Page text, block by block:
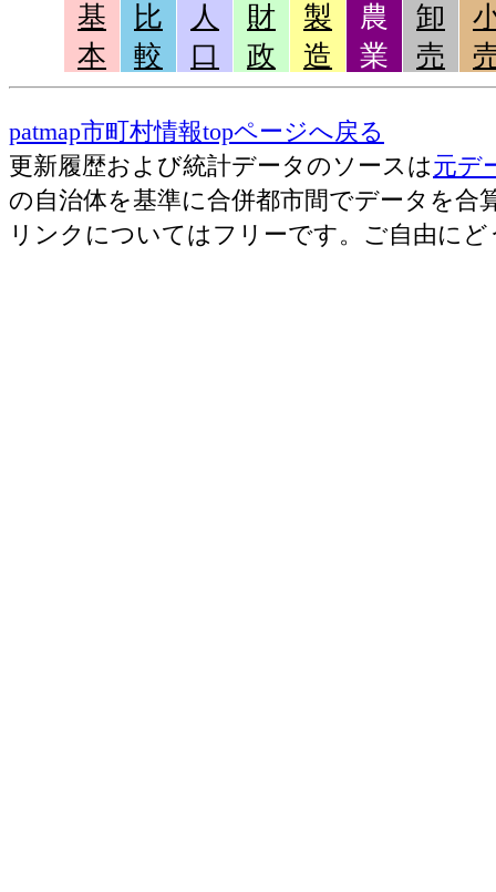
基
本
比
較
人
口
財
政
製
造
農
業
卸
売
patmap市町村情報topページへ戻る
更新履歴および統計データのソースは元デ
の自治体を基準に合併都市間でデータを合
リンクについてはフリーです。ご自由にど